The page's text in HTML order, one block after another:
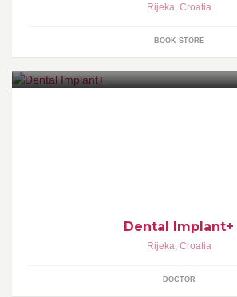
Rijeka, Croatia
BOOK STORE
Dental Implant+
Rijeka, Croatia
DOCTOR